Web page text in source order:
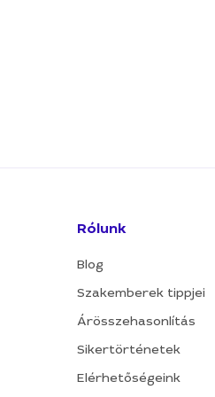
Rólunk
Blog
Szakemberek tippjei
Árösszehasonlítás
Sikertörténetek
Elérhetőségeink